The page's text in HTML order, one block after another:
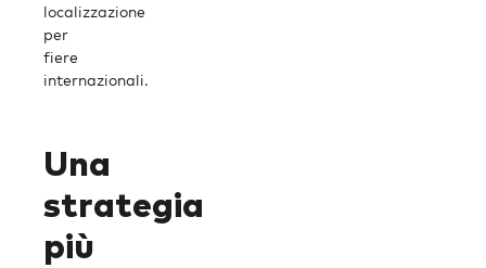
localizzazione
per
fiere
internazionali.
Una
strategia
più